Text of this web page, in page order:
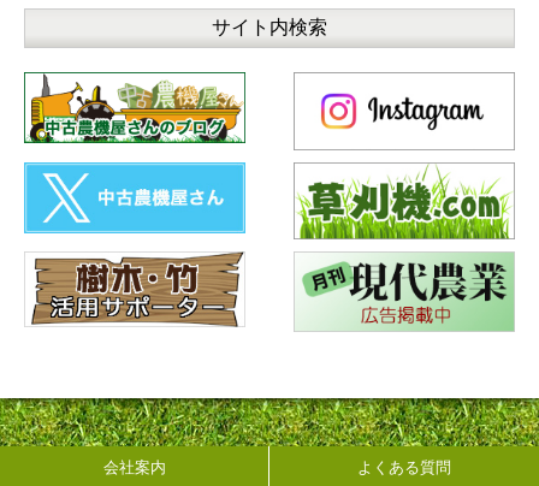
会社案内 よくある質問